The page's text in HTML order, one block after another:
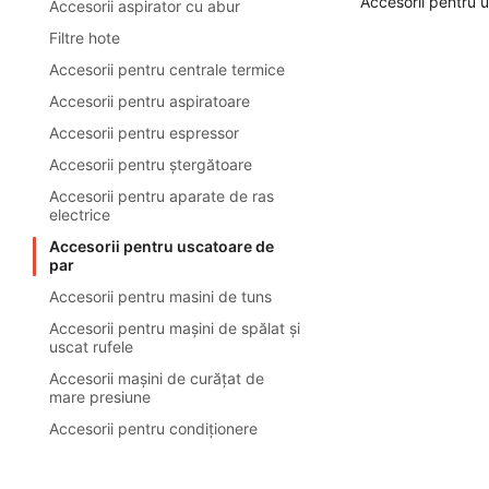
Accesorii aspirator cu abur
Filtre hote
Accesorii pentru centrale termice
Accesorii pentru aspiratoare
Accesorii pentru espressor
Accesorii pentru ștergătoare
Accesorii pentru aparate de ras
electrice
Accesorii pentru uscatoare de
par
Accesorii pentru masini de tuns
Accesorii pentru mașini de spălat și
uscat rufele
Accesorii mașini de curățat de
mare presiune
Accesorii pentru condiționere